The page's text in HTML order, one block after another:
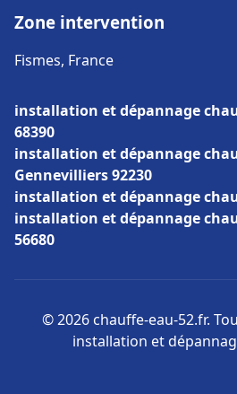
Zone intervention
Fismes, France
installation et dépannage
68390
installation et dépannage
Gennevilliers 92230
installation et dépannage
installation et dépannage
56680
© 2026 chauffe-eau-52.fr.
installation et